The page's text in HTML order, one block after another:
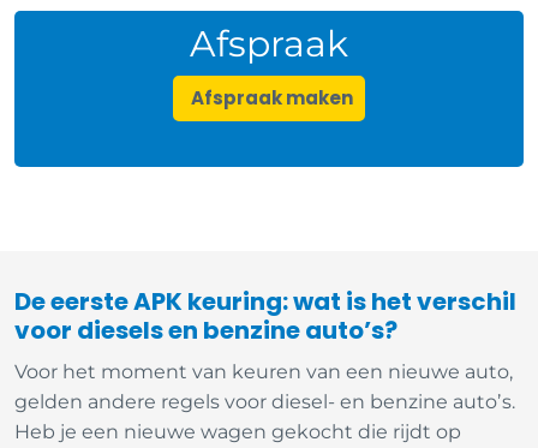
Afspraak
Afspraak maken
De eerste APK keuring: wat is het verschil
voor diesels en benzine auto’s?
Voor het moment van keuren van een nieuwe auto,
gelden andere regels voor diesel- en benzine auto’s.
Heb je een nieuwe wagen gekocht die rijdt op